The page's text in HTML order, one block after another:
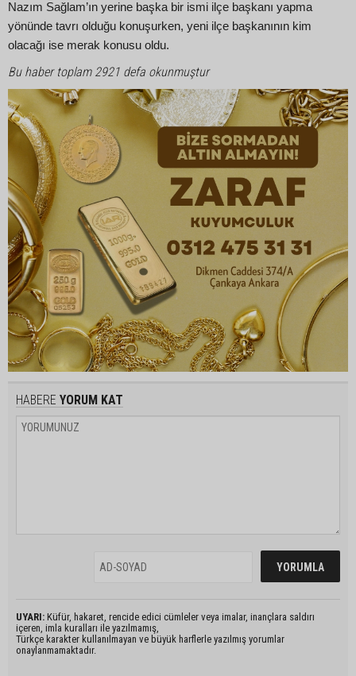
Nazım Sağlam’ın yerine başka bir ismi ilçe başkanı yapma
yönünde tavrı olduğu konuşurken, yeni ilçe başkanının kim
olacağı ise merak konusu oldu.
Bu haber toplam 2921 defa okunmuştur
HABERE YORUM KAT
UYARI: Küfür, hakaret, rencide edici cümleler veya imalar, inançlara saldırı
içeren, imla kuralları ile yazılmamış,
Türkçe karakter kullanılmayan ve büyük harflerle yazılmış yorumlar
onaylanmamaktadır.